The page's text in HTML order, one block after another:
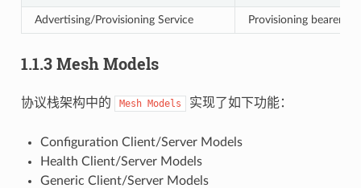
Advertising/Provisioning Service Provisioning bearer
1.1.3 Mesh Models
协议栈架构中的 Mesh Models 实现了如下功能：
Configuration Client/Server Models
Health Client/Server Models
Generic Client/Server Models